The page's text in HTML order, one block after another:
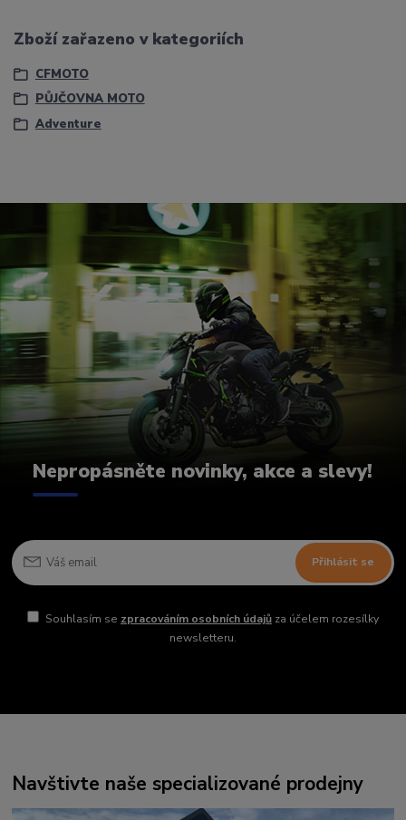
Zboží zařazeno v kategoriích
CFMOTO
PŮJČOVNA MOTO
Adventure
Nepropásněte novinky, akce a slevy!
Přihlásit se
Souhlasím se zpracováním osobních údajůza účelem rozesílky
newsletteru.
Navštivte naše specializované prodejny